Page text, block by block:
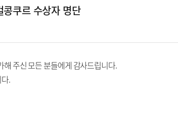
쿠르 수상자 명단
주신 모든 분들에게 감사드립니다.
.